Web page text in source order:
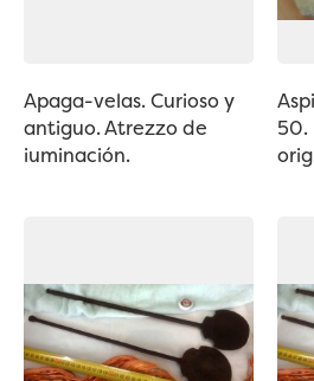
Apaga-velas. Curioso y
antiguo. Atrezzo de
iuminación.
50.